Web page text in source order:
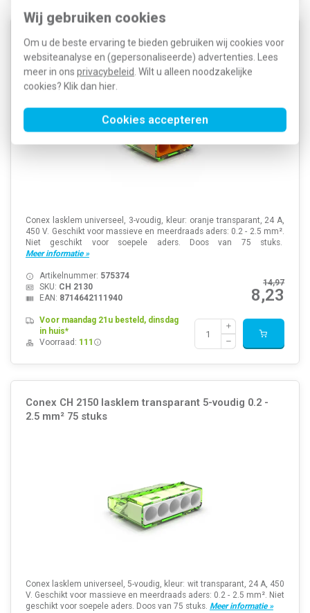
Wij gebruiken cookies
Om u de beste ervaring te bieden gebruiken wij cookies voor
websiteanalyse en (gepersonaliseerde) advertenties. Lees
meer in ons privacybeleid . Wilt u alleen noodzakelijke
cookies? Klik dan hier
Cookies accepteren
Conex CH 2130 lasklem transparant 3-voudig 0.2 -
2.5 mm² 75 stuks
Conex lasklem universeel, 3-voudig, kleur: oranje transparant, 24 A,
450 V. Geschikt voor massieve en meerdraads aders: 0.2 - 2.5 mm².
Niet geschikt voor soepele aders. Doos van 75 stuks.
Meer informatie »
14,97
8,23
Artikelnummer: 575374
SKU: CH 2130
EAN: 8714642111940
Voor maandag 21u besteld, dinsdag
in huis*
Voorraad: 111
Conex CH 2150 lasklem transparant 5-voudig 0.2 -
2.5 mm² 75 stuks
Conex lasklem universeel, 5-voudig, kleur: wit transparant, 24 A, 450
V. Geschikt voor massieve en meerdraads aders: 0.2 - 2.5 mm². Niet
geschikt voor soepele aders. Doos van 75 stuks. Meer informatie »